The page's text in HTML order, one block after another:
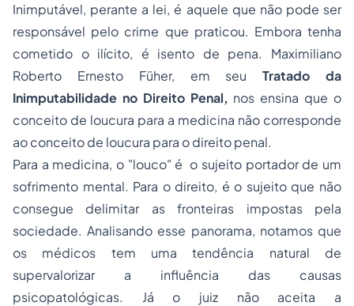
Inimputável, perante a lei, é aquele que não pode ser
responsável pelo crime que praticou. Embora tenha
cometido o ilícito, é isento de pena. Maximiliano
Roberto Ernesto Füher, em seuTratado da
Inimputabilidade no Direito Penal, nos ensina que o
conceito de loucura para a medicina não corresponde
ao conceito de loucura para o direito penal.
Para a medicina, o "louco" é o sujeito portador de um
sofrimento mental. Para o direito, é o sujeito que não
consegue delimitar as fronteiras impostas pela
sociedade. Analisando esse panorama, notamos que
os médicos tem uma tendência natural de
supervalorizar a influência das causas
psicopatológicas. Já o juiz não aceita a